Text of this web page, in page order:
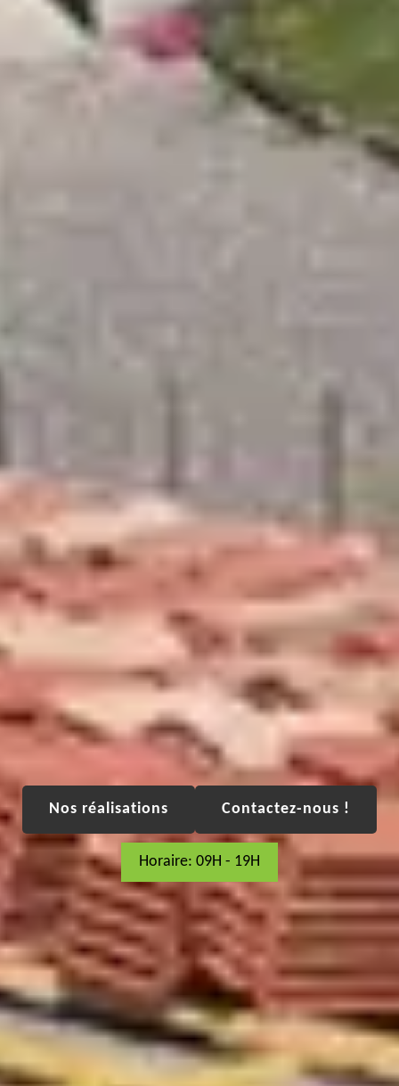
Nos réalisations Contactez-nous !
Horaire: 09H - 19H